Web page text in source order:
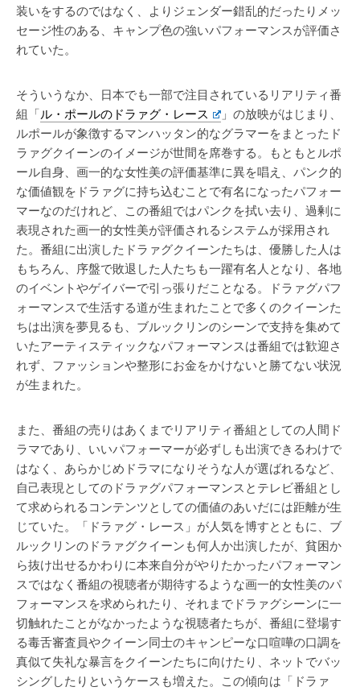
装いをするのではなく、よりジェンダー錯乱的だったりメッ
セージ性のある、キャンプ色の強いパフォーマンスが評価さ
れていた。
そういうなか、日本でも一部で注目されているリアリティ番
組「ル・ポールのドラァグ・レース
」の放映がはじまり、
ルポールが象徴するマンハッタン的なグラマーをまとったド
ラァグクイーンのイメージが世間を席巻する。もともとルポ
ール自身、画一的な女性美の評価基準に異を唱え、パンク的
な価値観をドラァグに持ち込むことで有名になったパフォー
マーなのだけれど、この番組ではパンクを拭い去り、過剰に
表現された画一的女性美が評価されるシステムが採用され
た。番組に出演したドラァグクイーンたちは、優勝した人は
もちろん、序盤で敗退した人たちも一躍有名人となり、各地
のイベントやゲイバーで引っ張りだことなる。ドラァグパフ
ォーマンスで生活する道が生まれたことで多くのクイーンた
ちは出演を夢見るも、ブルックリンのシーンで支持を集めて
いたアーティスティックなパフォーマンスは番組では歓迎さ
れず、ファッションや整形にお金をかけないと勝てない状況
が生まれた。
また、番組の売りはあくまでリアリティ番組としての人間ド
ラマであり、いいパフォーマーが必ずしも出演できるわけで
はなく、あらかじめドラマになりそうな人が選ばれるなど、
自己表現としてのドラァグパフォーマンスとテレビ番組とし
て求められるコンテンツとしての価値のあいだには距離が生
じていた。「ドラァグ・レース」が人気を博すとともに、ブ
ルックリンのドラァグクイーンも何人か出演したが、貧困か
ら抜け出せるかわりに本来自分がやりたかったパフォーマン
スではなく番組の視聴者が期待するような画一的女性美のパ
フォーマンスを求められたり、それまでドラァグシーンに一
切触れたことがなかったような視聴者たちが、番組に登場す
る毒舌審査員やクイーン同士のキャンピーな口喧嘩の口調を
真似て失礼な暴言をクイーンたちに向けたり、ネットでバッ
シングしたりというケースも増えた。この傾向は「ドラァ